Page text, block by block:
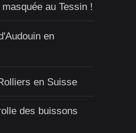
au Tessin !
en
en Suisse
des buissons